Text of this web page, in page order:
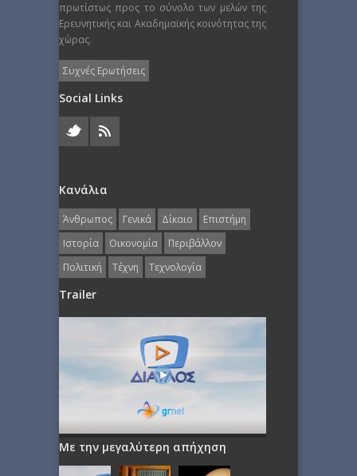
πρωτίστως προς το σύνολο των μελών της
Ερευνητικής και Ακαδημαϊκής κοινότητας της
χώρας.
Συχνές Ερωτήσεις
Social Links
Κανάλια
Άνθρωπος Γενικά Δίκαιο
Επιστήμη
Ιστορία
Οικονομία
Περιβάλλον
Πολιτική
Τέχνη Τεχνολογία
Trailer
Με την μεγαλύτερη απήχηση